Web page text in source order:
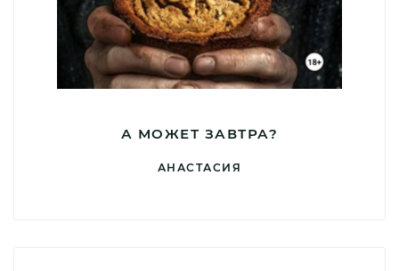
А МОЖЕТ ЗАВТРА?
АНАСТАСИЯ